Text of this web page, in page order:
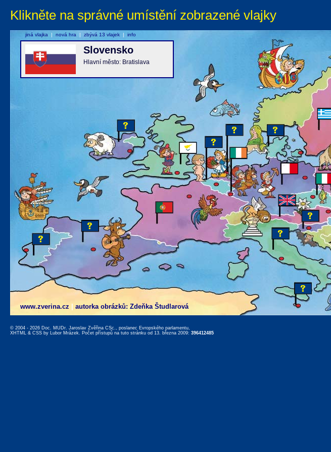
Klikněte na správné umístění zobrazené vlajky
www.zverina.cz autorka obrázků: Zdeňka Študlarová
Slovensko
Hlavní město: Bratislava
jiná vlajka | nová hra | zbývá 13 vlajek | info
© 2004 - 2026 Doc. MUDr. Jaroslav Zvěřina CSc., poslanec Evropského parlamentu,
XHTML & CSS by Lubor Mrázek. Počet přístupů na tuto stránku od 13. března 2009: 396412485